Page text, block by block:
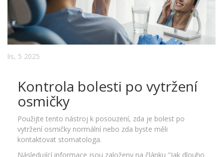
lis, 5 2025
Kontrola bolesti po vytržení
osmičky
Použijte tento nástroj k posouzení, zda je bolest po
vytržení osmičky normální nebo zda byste měli
kontaktovat stomatologa.
Následující informace jsou založeny na článku "Jak dlouho